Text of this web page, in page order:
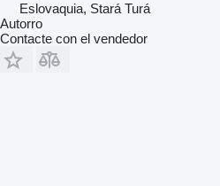
Eslovaquia, Stará Turá
Autorro
Contacte con el vendedor